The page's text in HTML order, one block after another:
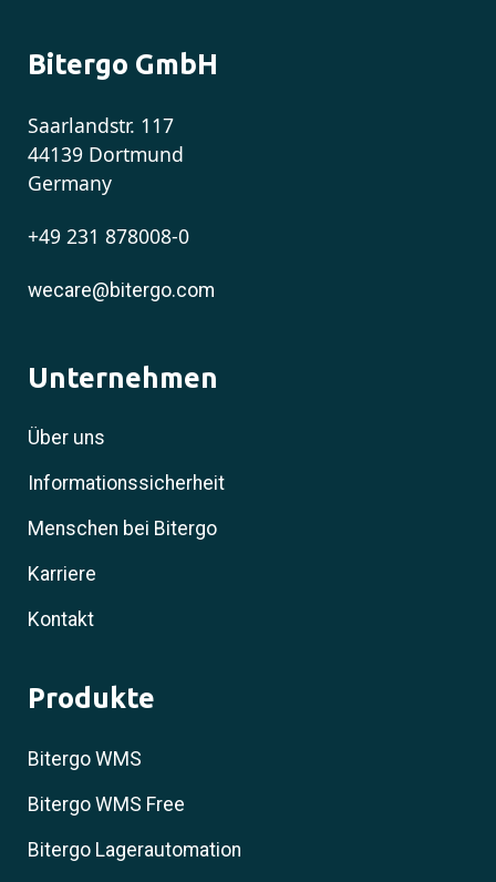
Bitergo GmbH
Saarlandstr. 117
44139 Dortmund
Germany
+49 231 878008-0
wecare@bitergo.com
Unternehmen
Über uns
Informationssicherheit
Menschen bei Bitergo
Karriere
Kontakt
Produkte
Bitergo WMS
Bitergo WMS Free
Bitergo Lagerautomation